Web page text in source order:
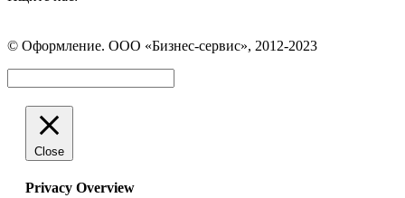
Вконтакте
открывается
в
новом
окне
WhatsApp
открывается
в
новом
окне
Telegram
открывается
в
новом
окне
© Оформление. ООО «Бизнес-сервис», 2012-2023
Close
Privacy Overview